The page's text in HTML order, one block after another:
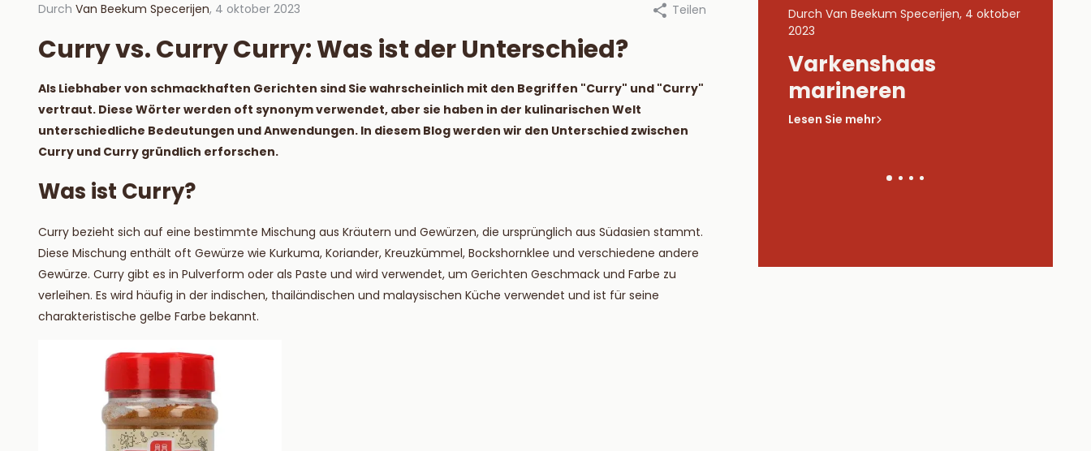
Durch Van Beekum Specerijen, 4 oktober 2023 Teilen
Curry vs. Curry Curry: Was ist der Unterschied?
Als Liebhaber von schmackhaften Gerichten sind Sie wahrscheinlich mit den Begriffen "Curry" und "Curry"
vertraut. Diese Wörter werden oft synonym verwendet, aber sie haben in der kulinarischen Welt
unterschiedliche Bedeutungen und Anwendungen. In diesem Blog werden wir den Unterschied zwischen
Curry und Curry gründlich erforschen.
Was ist Curry?
Curry bezieht sich auf eine bestimmte Mischung aus Kräutern und Gewürzen, die ursprünglich aus Südasien stammt.
Diese Mischung enthält oft Gewürze wie Kurkuma, Koriander, Kreuzkümmel, Bockshornklee und verschiedene andere
Gewürze. Curry gibt es in Pulverform oder als Paste und wird verwendet, um Gerichten Geschmack und Farbe zu
verleihen. Es wird häufig in der indischen, thailändischen und malaysischen Küche verwendet und ist für seine
charakteristische gelbe Farbe bekannt.
Hoe steek je een
houtskool BBQ aan?
Lesen Sie mehr
Durch Van Beekum Specerijen, 4 oktober
Die besten
Marinaden für Lachs
Durch Van Beekum Specerijen, 4 oktober
2023
Varkenshaas
marineren
Lesen Sie mehr